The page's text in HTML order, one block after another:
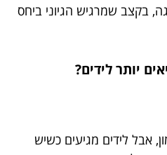
בקצב שמרגיש הגיוני ביחס
יותר לידים?
אבל לידים מגיעים כשיש